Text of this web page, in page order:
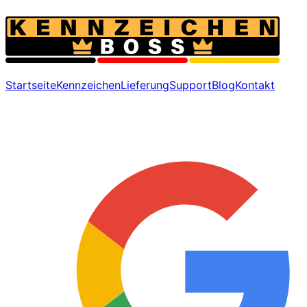
StartseiteKennzeichenLieferungSupportBlogKontakt